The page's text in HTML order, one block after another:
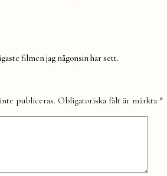
filmen jag någonsin har sett.
publiceras. Obligatoriska fält är märkta *